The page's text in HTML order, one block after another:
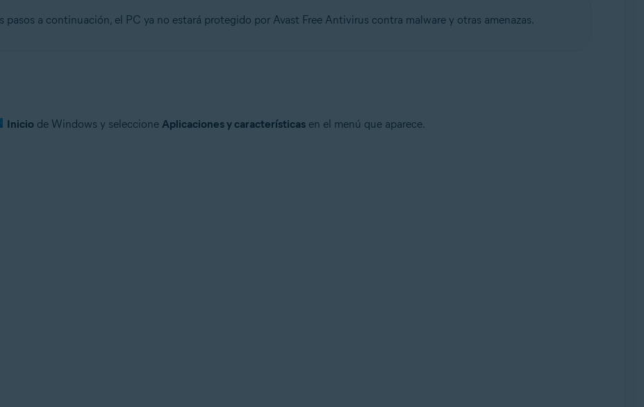
pasos a continuación, el PC ya no estará protegido por Avast Free Antivirus contra malware y otras amenazas.
Inicio de Windows y seleccione Aplicaciones y característicasen el menú que aparece.